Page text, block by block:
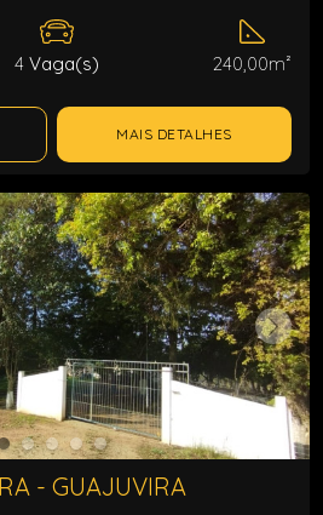
4 Vaga(s) 240,00m²
MAIS DETALHES
- GUAJUVIRA